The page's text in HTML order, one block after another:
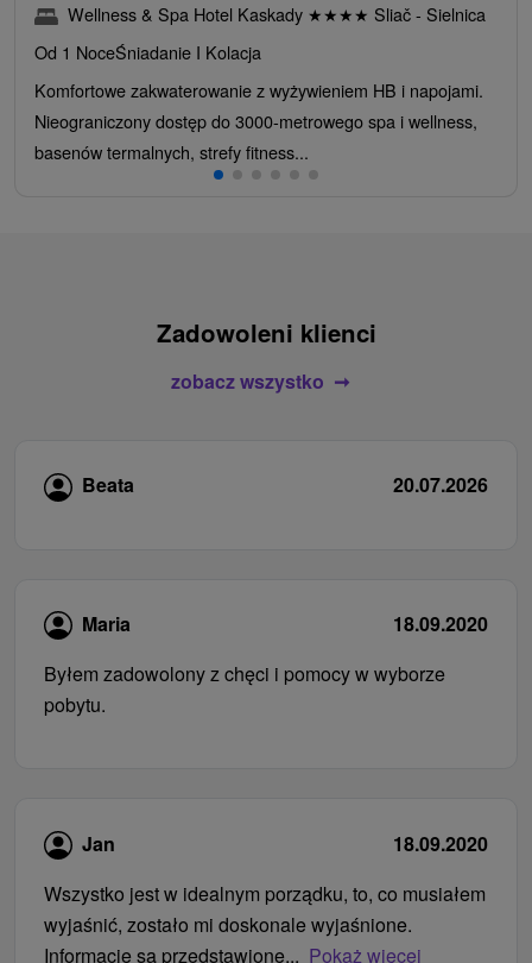
Wellness & Spa Hotel Kaskady ★★★★ Sliač - Sielnica
Od 1 NoceŚniadanie I Kolacja
Komfortowe zakwaterowanie z wyżywieniem HB i napojami.
Nieograniczony dostęp do 3000-metrowego spa i wellness,
basenów termalnych, strefy fitness...
Zadowoleni klienci
zobacz wszystko
Beata 20.07.2026
Maria
18.09.2020
Byłem zadowolony z chęci i pomocy w wyborze
pobytu.
Jan
18.09.2020
Wszystko jest w idealnym porządku, to, co musiałem
wyjaśnić, zostało mi doskonale wyjaśnione.
Informacje są przedstawione... Pokaż więcej